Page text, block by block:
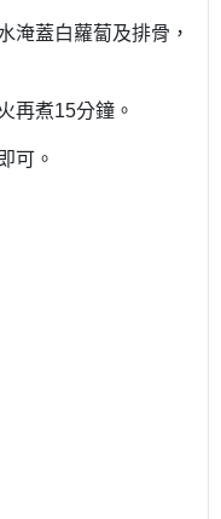
淹蓋白蘿蔔及排骨，
再煮15分鐘。
可。